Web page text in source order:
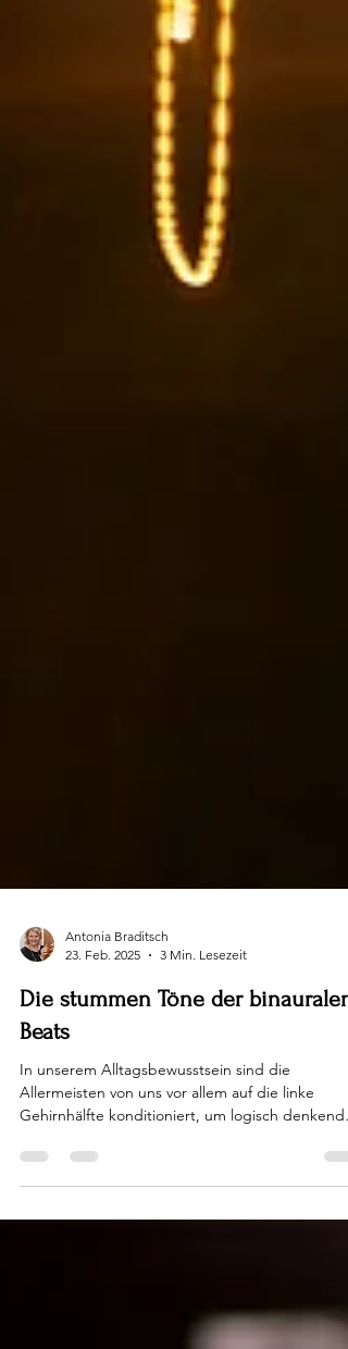
23. Feb. 2025
3 Min. Lesezeit
Die stummen Töne der binauralen
Beats
In unserem Alltagsbewusstsein sind die
Gehirnhälfte konditioniert, um logisch denkend
zu...